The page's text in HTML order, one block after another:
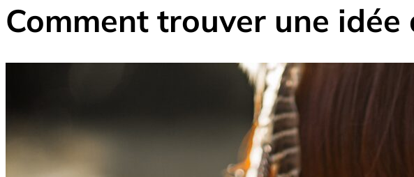
Comment trouver une